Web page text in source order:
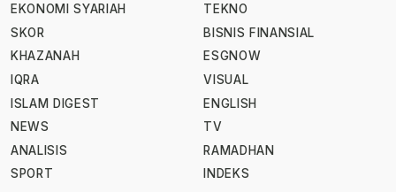
EKONOMI SYARIAH
SKOR
KHAZANAH
IQRA
ISLAM DIGEST
NEWS
ANALISIS
SPORT
TEKNO
BISNIS FINANSIAL
ESGNOW
VISUAL
ENGLISH
TV
RAMADHAN
INDEKS